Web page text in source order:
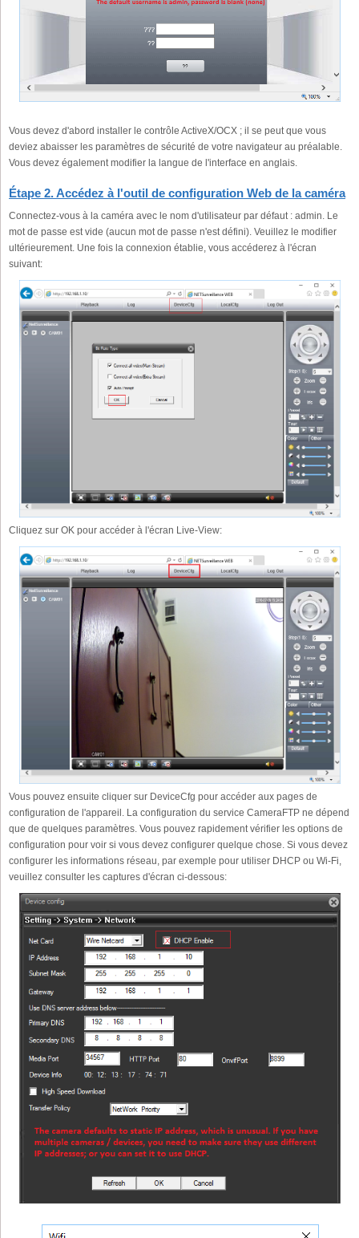
Vous devez d'abord installer le contrôle ActiveX/OCX ; il se peut que vous
deviez abaisser les paramètres de sécurité de votre navigateur au préalable.
Vous devez également modifier la langue de l'interface en anglais.
Étape 2. Accédez à l'outil de configuration Web de la caméra
Connectez-vous à la caméra avec le nom d'utilisateur par défaut : admin. Le
mot de passe est vide (aucun mot de passe n'est défini). Veuillez le modifier
ultérieurement. Une fois la connexion établie, vous accéderez à l'écran
suivant:
Cliquez sur OK pour accéder à l'écran Live-View:
Vous pouvez ensuite cliquer sur DeviceCfg pour accéder aux pages de
configuration de l'appareil. La configuration du service CameraFTP ne dépend
que de quelques paramètres. Vous pouvez rapidement vérifier les options de
configuration pour voir si vous devez configurer quelque chose. Si vous devez
configurer les informations réseau, par exemple pour utiliser DHCP ou Wi-Fi,
veuillez consulter les captures d'écran ci-dessous: